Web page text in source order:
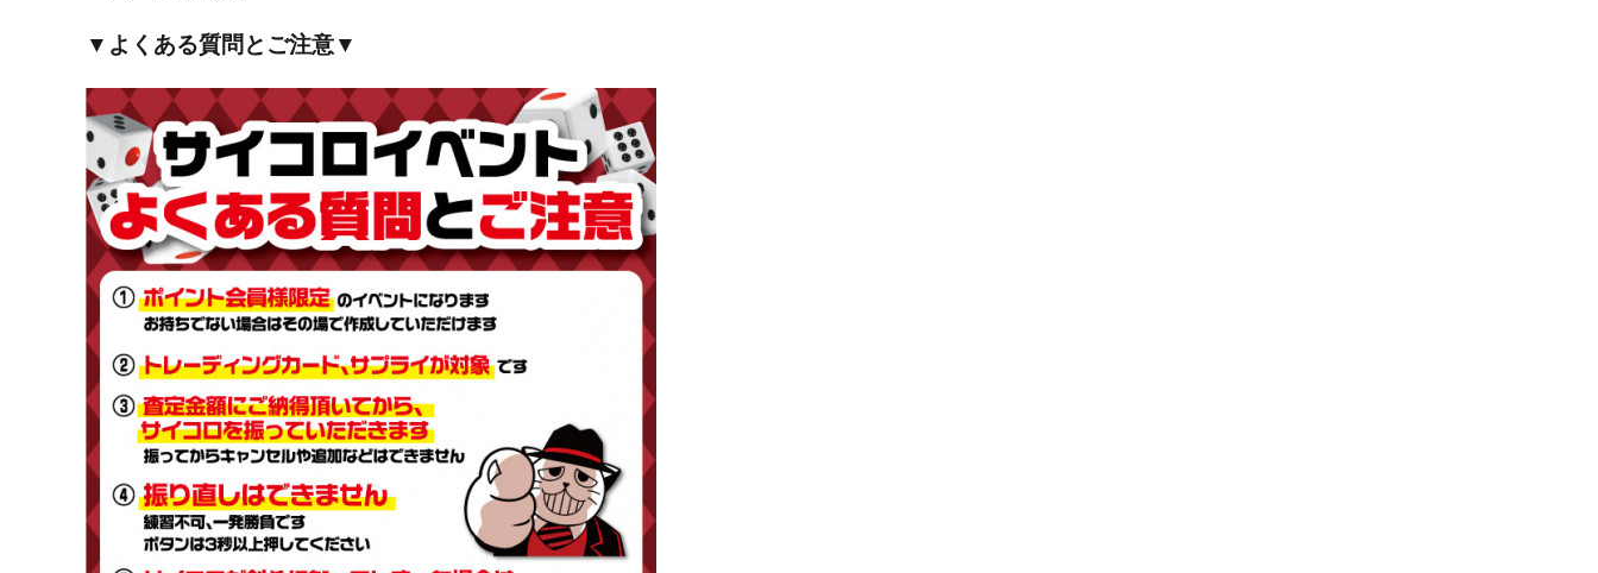
▼よくある質問とご注意▼